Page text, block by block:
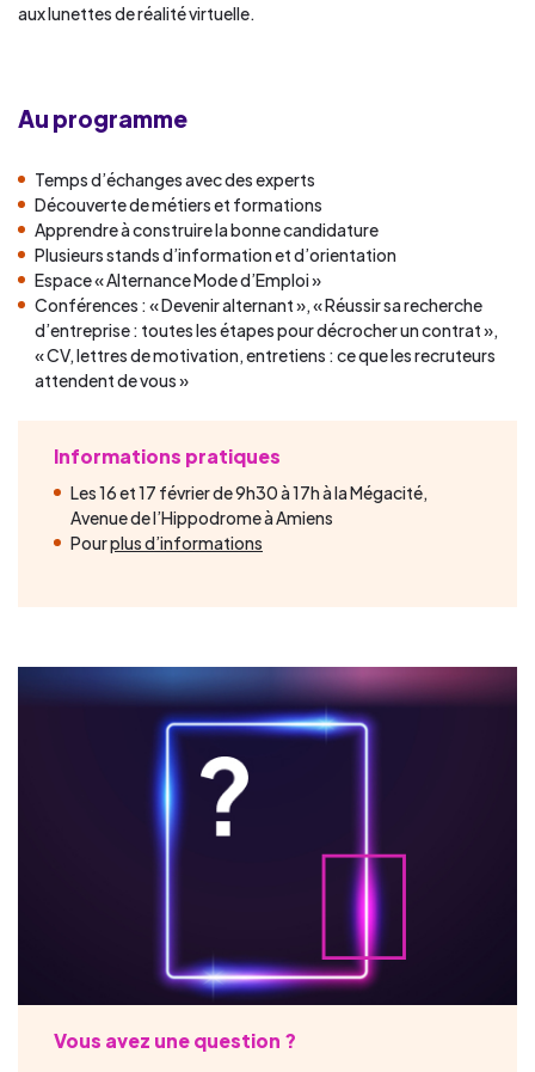
aux lunettes de réalité virtuelle.
Au programme
Temps d’échanges avec des experts
Découverte de métiers et formations
Apprendre à construire la bonne candidature
Plusieurs stands d’information et d’orientation
Espace « Alternance Mode d’Emploi »
Conférences : « Devenir alternant », « Réussir sa recherche
d’entreprise : toutes les étapes pour décrocher un contrat »,
« CV, lettres de motivation, entretiens : ce que les recruteurs
attendent de vous »
Informations pratiques
Les 16 et 17 février de 9h30 à 17h à la Mégacité,
Avenue de l’Hippodrome à Amiens
Pourplus d’informations
Vous avez une question ?